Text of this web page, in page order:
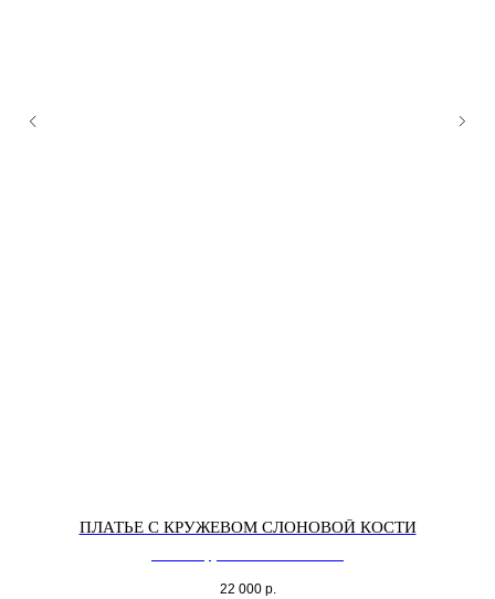
ПЛАТЬЕ С КРУЖЕВОМ СЛОНОВОЙ КОСТИ
22 000 р.